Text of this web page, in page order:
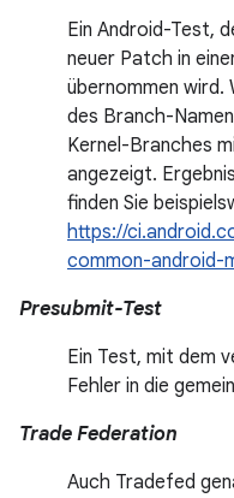
Ein Android-Test,
neuer Patch in
übernommen wird.
des Branch-
Kernel-Branches
angezeigt.
finden Sie
https://
common-android-
Presubmit-Test
Ein Test, mit dem
Fehler in die
Trade Federation
Auch Tradefed